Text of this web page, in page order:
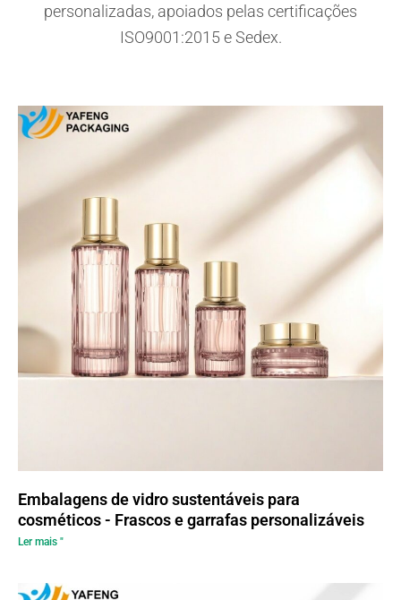
personalizadas, apoiados pelas certificações
ISO9001:2015 e Sedex.
Embalagens de vidro sustentáveis para
cosméticos - Frascos e garrafas personalizáveis
Ler mais "